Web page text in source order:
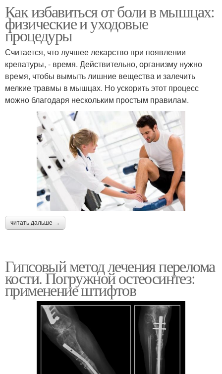
Как избавиться от боли в мышцах:
физические и уходовые
процедуры
Считается, что лучшее лекарство при появлении
крепатуры, - время. Действительно, организму нужно
время, чтобы вымыть лишние вещества и залечить
мелкие травмы в мышцах. Но ускорить этот процесс
можно благодаря нескольким простым правилам.
читать дальше →
Гипсовый метод лечения перелома
кости. Погружной остеосинтез:
применение штифтов